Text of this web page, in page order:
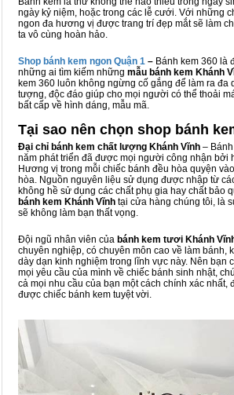
ngày kỷ niệm, hoặc trong các lễ cưới. Với những
ngon đa hương vị được trang trí đẹp mắt sẽ làm
ta vô cùng hoàn hảo.
Shop bánh kem ngon Quận 1 – Bánh kem 360 là
những ai tìm kiếm những mẫu bánh kem Khánh
kem 360 luôn không ngừng cố gắng để làm ra đa
tượng, độc đáo giúp cho mọi người có thể thoải
bất cấp về hình dáng, mẫu mã.
Tại sao nên chọn shop bánh
Đại chỉ bánh kem chất lượng Khánh Vĩnh –
năm phát triển đã được mọi người công nhận bởi
Hương vị trong mỗi chiếc bánh đều hòa quyện
hòa. Nguồn nguyên liệu sử dụng được nhập từ
không hề sử dụng các chất phụ gia hay chất bảo
bánh kem Khánh Vĩnh tại cửa hàng chúng tôi, là
sẽ không làm bạn thất vọng.
Đội ngũ nhân viên của bánh kem tươi Khánh
chuyên nghiệp, có chuyên môn cao về làm bánh,
dày dạn kinh nghiệm trong lĩnh vực này. Nên bạn
mọi yêu cầu của mình về chiếc bánh sinh nhật,
cả mọi nhu cầu của bạn một cách chính xác nhất,
được chiếc bánh kem tuyệt vời.